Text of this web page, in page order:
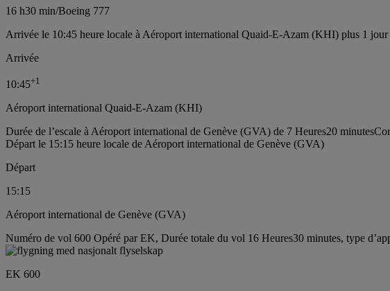
16 h30 min/Boeing 777
Arrivée le 10:45 heure locale à Aéroport international Quaid-E-Azam (KHI) plus 1 jour
Arrivée
10:45+1
Aéroport international Quaid-E-Azam (KHI)
Durée de l’escale à Aéroport international de Genève (GVA) de 7 Heures20 minutes
Départ le 15:15 heure locale de Aéroport international de Genève (GVA)
Départ
15:15
Aéroport international de Genève (GVA)
Numéro de vol 600 Opéré par EK, Durée totale du vol 16 Heures30 minutes, type
EK 600